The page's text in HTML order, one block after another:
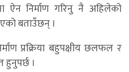
ऐन निर्माण गरिनु नै अहिलेको
बताउँछन् ।
प्रक्रिया बहुपक्षीय छलफल र
हुनुपर्छ ।